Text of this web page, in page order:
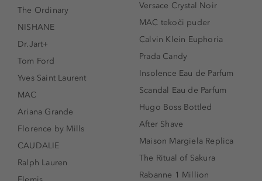
The Ordinary
NISHANE
Dr.Jart+
Tom Ford
Yves Saint Laurent
MAC
Ariana Grande
Florence by Mills
CAUDALIE
Ralph Lauren
Versace Crystal Noir
MAC tekoči puder
Calvin Klein Euphoria
Prada Candy
Insolence Eau de Parfum
Scandal Eau de Parfum
Hugo Boss Bottled
After Shave
Maison Margiela Replica
The Ritual of Sakura
Rabanne 1 Million